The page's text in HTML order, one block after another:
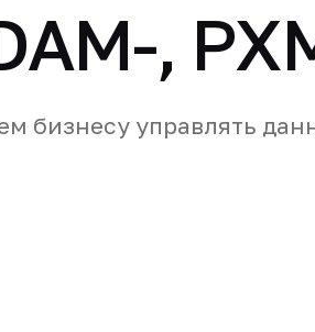
,
бизнесу управлять